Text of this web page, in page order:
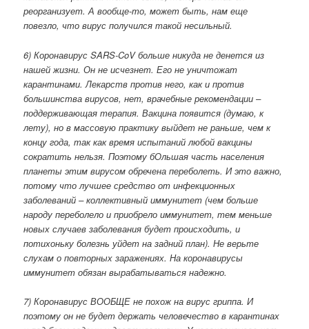
реорганизует. А вообще-то, может быть, нам еще
повезло, что вирус получился такой несильный.
6) Коронавирус SARS-CoV больше никуда не денется из
нашей жизни. Он не исчезнет. Его не уничтожат
карантинами. Лекарств против него, как и против
большинства вирусов, нет, врачебные рекомендации –
поддерживающая терапия. Вакцина появится (думаю, к
лету), но в массовую практику выйдет не раньше, чем к
концу года, так как время испытаний любой вакцины
сократить нельзя. Поэтому бОльшая часть населения
планеты этим вирусом обречена переболеть. И это важно,
потому что лучшее средство от инфекционных
заболеваний – коллективный иммунитет (чем больше
народу переболело и приобрело иммунитет, тем меньше
новых случаев заболевания будет происходить, и
потихоньку болезнь уйдет на задний план). Не верьте
слухам о повторных заражениях. На коронавирусы
иммунитет обязан вырабатываться надежно.
7) Коронавирус ВООБЩЕ не похож на вирус гриппа. И
поэтому он не будет держать человечество в карантинах